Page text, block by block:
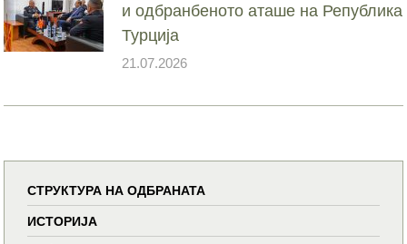
и одбранбеното аташе на Република
Турција
21.07.2026
СТРУКТУРА НА ОДБРАНАТА
ИСТОРИЈА